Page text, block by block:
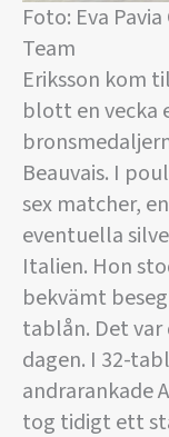
Foto: Eva
Team
Eriksson kom
blott en vecka
Beauvais. I
sex matcher,
eventuella
Italien. Hon
bekvämt
tablån. Det
dagen. I 32-
andrarankade
tog tidigt ett